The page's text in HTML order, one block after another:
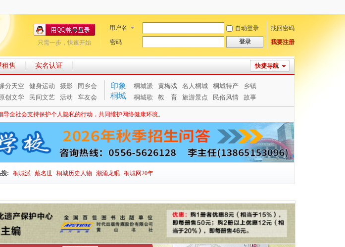
用户名 自动登录
找回密码
密码
登录 我要注册
只需一步，快速开始
快捷导航
租售 实名认证
分天空 健身运动 摄影
同乡会
创文学
民间文艺 活动 车友会
印象
桐城
桐城派 黄梅戏 名人桐城 桐城特产
乡镇
桐城歌
教 育 旅游景点 民俗风情 故事
全社会支持保护个人隐私的行动，共同维护网络健康环境。
: 桐城派 戴名世 桐城历史人物 潮涌龙眠 桐城网20年